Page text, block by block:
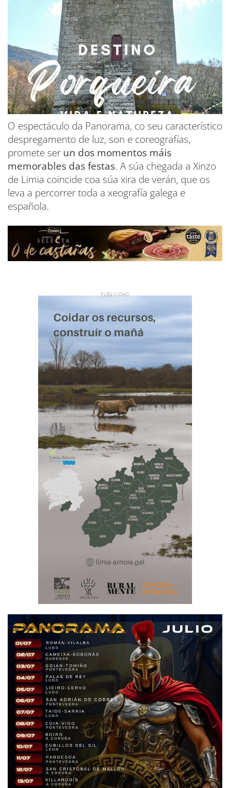
O espectáculo da Panorama, co seu característico
despregamento de luz, son e coreografías,
promete ser un dos momentos máis
memorables das festas. A súa chegada a Xinzo
de Limia coincide coa súa xira de verán, que os
leva a percorrer toda a xeografía galega e
española.